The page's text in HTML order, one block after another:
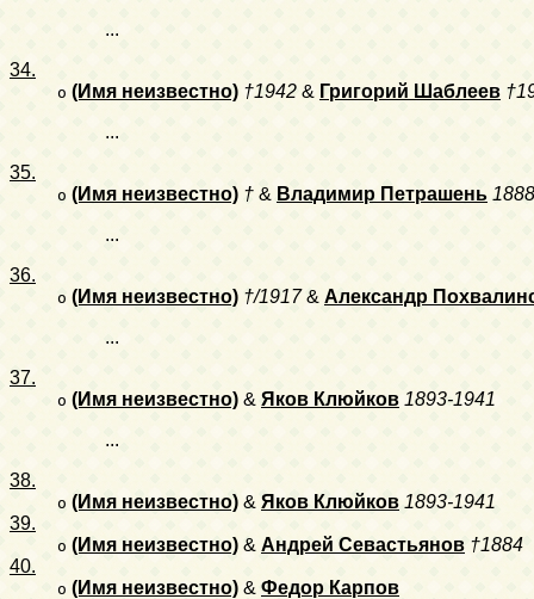
...
34.
o (Имя неизвестно) †1942 & Григорий Шаблеев
...
35.
o (Имя неизвестно) † & Владимир Петрашень
...
36.
o (Имя неизвестно) †/1917& Александр
...
37.
o (Имя неизвестно) & Яков Клюйков 1893-1941
...
38.
o (Имя неизвестно) & Яков Клюйков 1893-1941
39.
o (Имя неизвестно) & Андрей Севастьянов †1884
40.
o (Имя неизвестно) & Федор Карпов